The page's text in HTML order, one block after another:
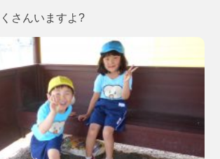
さんいますよ?